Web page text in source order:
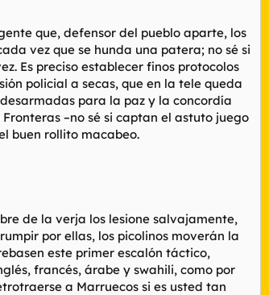
que, defensor del pueblo aparte, los
vez que se hunda una patera; no sé si
Es preciso establecer finos protocolos
policial a secas, que en la tele queda
para la paz y la concordía
–no sé si captan el astuto juego
buen rollito macabeo.
de la verja los lesione salvajamente,
por ellas, los picolinos moverán la
este primer escalón táctico,
francés, árabe y swahili, como por
a Marruecos si es usted tan